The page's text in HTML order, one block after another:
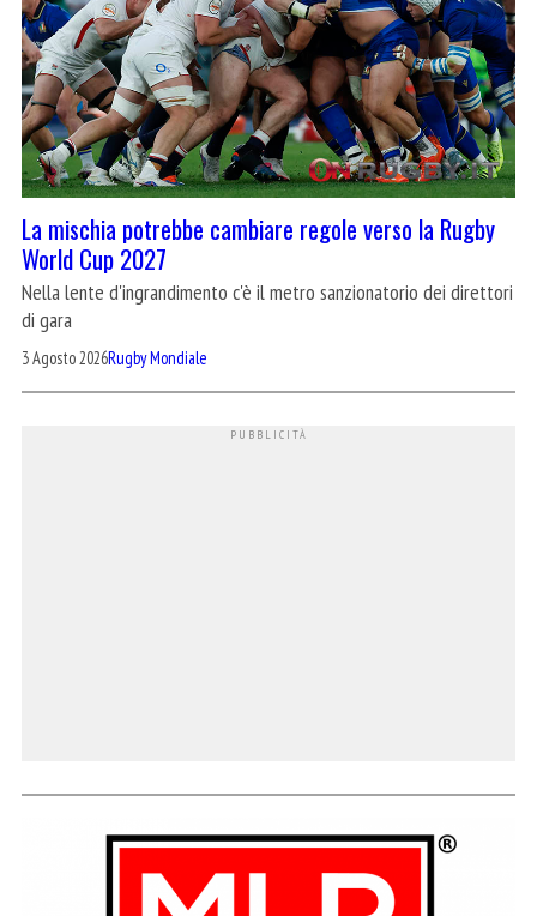
La mischia potrebbe cambiare regole verso la Rugby
World Cup 2027
Nella lente d'ingrandimento c'è il metro sanzionatorio dei direttori
di gara
3 Agosto 2026Rugby Mondiale